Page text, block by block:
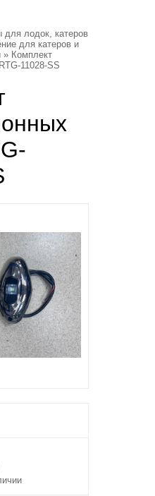
для лодок, катеров
для катеров и
» Комплект
11028-SS